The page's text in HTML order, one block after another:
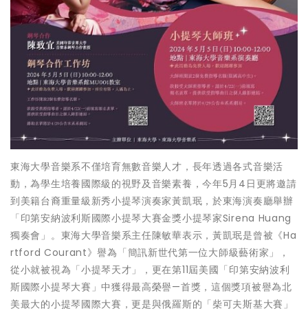
東海大學音樂系不僅培育無數音樂人才，長年透過各式音樂活
動，為學生培養國際級的視野及音樂素養，今年5月4日更將邀請
到美籍台裔重量級新秀小提琴演奏家黃凱珉，於東海演奏廳舉辦
「印第安納波利斯國際小提琴大賽金獎小提琴家Sirena Huang
獨奏會」。東海大學音樂系主任陳敏華表示，黃凱珉是曾被《Ha
rtford Courant》譽為「簡訊新世代第一位大師級藝術家」，
從小就被視為「小提琴天才」，更在第11屆美國「印第安納波利
斯國際小提琴大賽」中獲得最高榮譽—首獎，這個獎項被譽為北
美最大的小提琴國際大賽，更是與俄羅斯的「柴可夫斯基大賽」